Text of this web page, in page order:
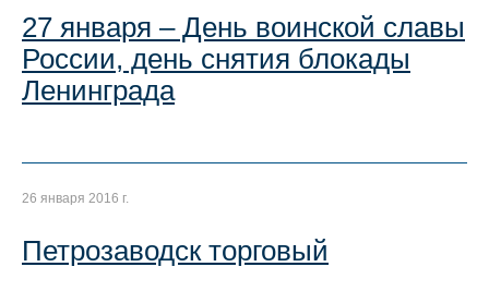
27 января – День воинской славы
России, день снятия блокады
Ленинграда
26 января 2016 г.
Петрозаводск торговый